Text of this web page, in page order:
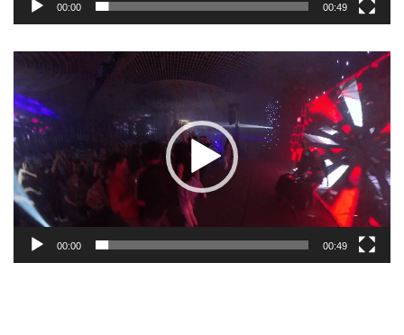
00:00 00:49
Trình
Video
00:00 00:49